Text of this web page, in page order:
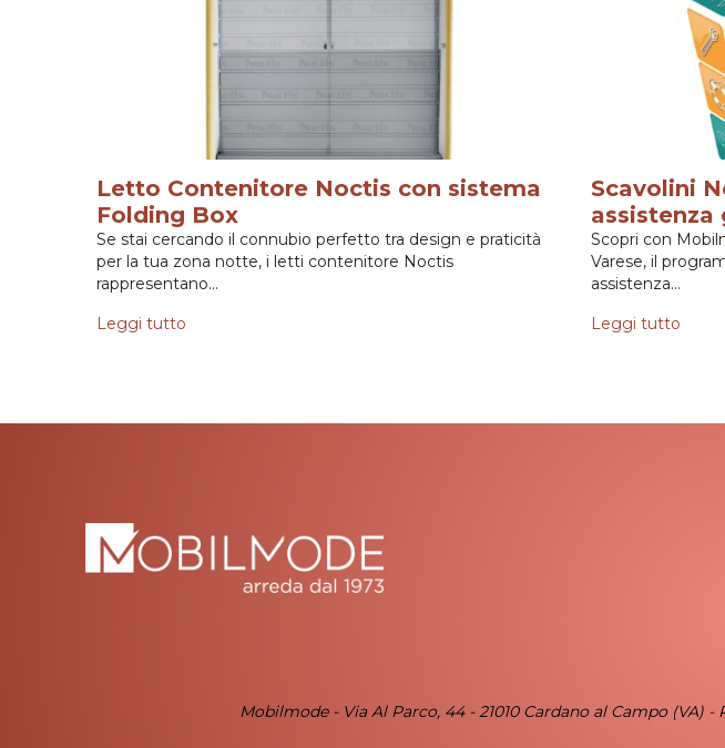
Letto Contenitore Noctis con sistema
Folding Box
Se stai cercando il connubio perfetto tra design e praticità
per la tua zona notte, i letti contenitore Noctis
rappresentano…
Leggi tutto
Scavolini
assistenza
Scopri con
Varese, il
assistenza…
Leggi tutto
Mobilmode - Via Al Parco, 44 - 21010 Cardano al Campo (VA) -